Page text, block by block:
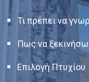
Τι πρέπει να
Πως να
Επιλογή Πτυχίου